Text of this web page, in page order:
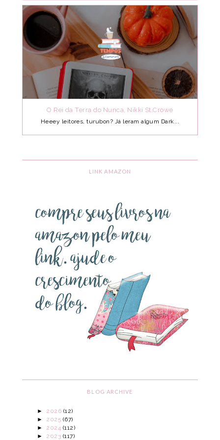
O Rei da Terra do Nunca, Nikki St.Crowe
Heeey leitores, turubon? Já leram algum Dark...
LINK AMAZON
BLOG ARCHIVE
► 2026 (12)
► 2025 (67)
► 2024 (112)
► 2023 (117)